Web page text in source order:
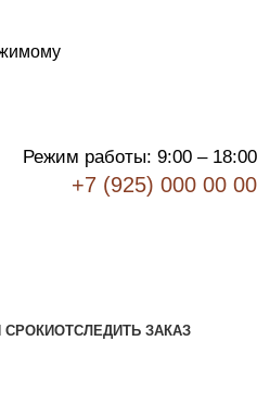
Режим работы: 9:00 – 18:00
+7 (925) 000 00 00
СРОКИОТСЛЕДИТЬ ЗАКАЗ